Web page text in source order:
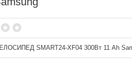
SMART24-XF04 300Вт 11 Ah